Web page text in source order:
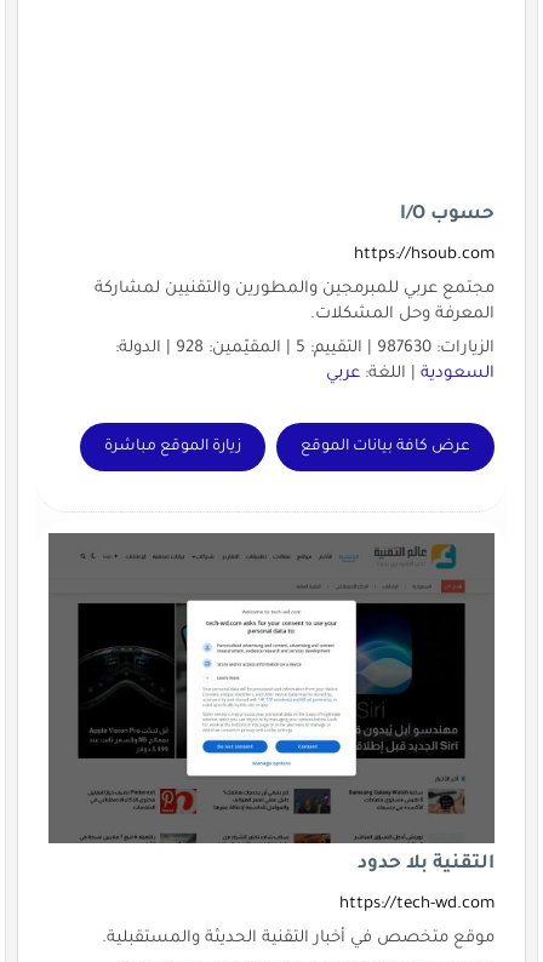
حسوب I/O
https://hsoub.com
مجتمع عربي للمبرمجين والمطورين والتقنيين لمشاركة
المعرفة وحل المشكلات.
الزيارات: 987630 | التقييم: 5 | المقيّمين: 928 | الدولة:
السعودية| اللغة: عربي
عرض كافة بيانات الموقع زيارة الموقع مباشرة
التقنية بلا حدود
https://tech-wd.com
موقع متخصص في أخبار التقنية الحديثة والمستقبلية.